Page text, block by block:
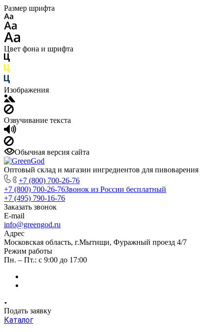
Размер шрифта
Цвет фона и шрифта
Изображения
Озвучивание текста
Обычная версия сайта
Оптовый склад и магазин ингредиентов для пивоварения
+7 (800) 700-26-76
+7 (800) 700-26-76Звонок из России бесплатный
+7 (495) 790-16-76
Заказать звонок
E-mail
info@greengod.ru
Адрес
Московская область, г.Мытищи, Фуражный проезд 4/7
Режим работы
Пн. – Пт.: с 9:00 до 17:00
Подать заявку
Каталог